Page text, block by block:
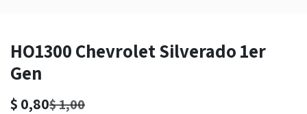
HO1300 Chevrolet Silverado 1er
Gen
$ 0,80$1,00